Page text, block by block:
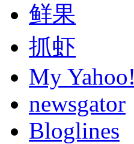
鲜果
抓虾
My Yahoo!
newsgator
Bloglines